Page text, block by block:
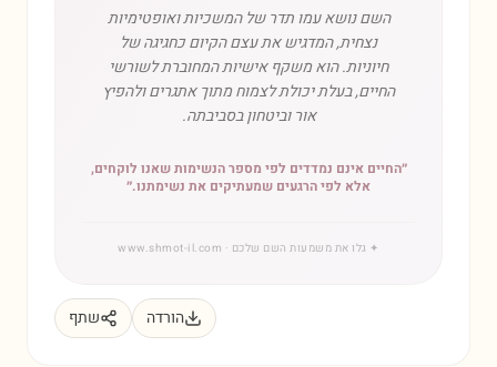
השם נושא עמו תדר של המשכיות ואופטימיות
נצחית, המדגיש את עצם הקיום כחגיגה של
חיוניות. הוא משקף אישיות המחוברת לשורשי
החיים, בעלת יכולת לצמוח מתוך אתגרים ולהפיץ
אור וביטחון בסביבתה.
״החיים אינם נמדדים לפי מספר הנשימות שאנו לוקחים,
אלא לפי הרגעים שמעתיקים את נשימתנו.״
✦ גלו את משמעות השם שלכם · www.shmot-il.com
הורדה שתף